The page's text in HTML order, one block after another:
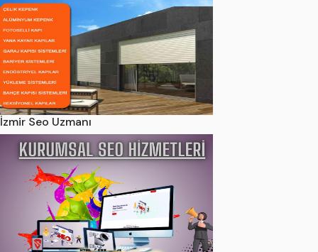
İzmir Seo Uzmanı